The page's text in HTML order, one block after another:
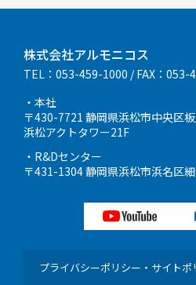
株式会社アルモニコス
TEL：053-459-1000 / FAX：053-
・本社
〒430-7721 静岡県浜松市中央区
浜松アクトタワー21F
・R&Dセンター
〒431-1304 静岡県浜松市浜名区
プライバシーポリシー・サイトポ